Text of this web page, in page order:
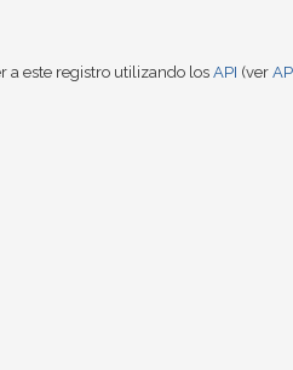
a este registro utilizando los API (ver